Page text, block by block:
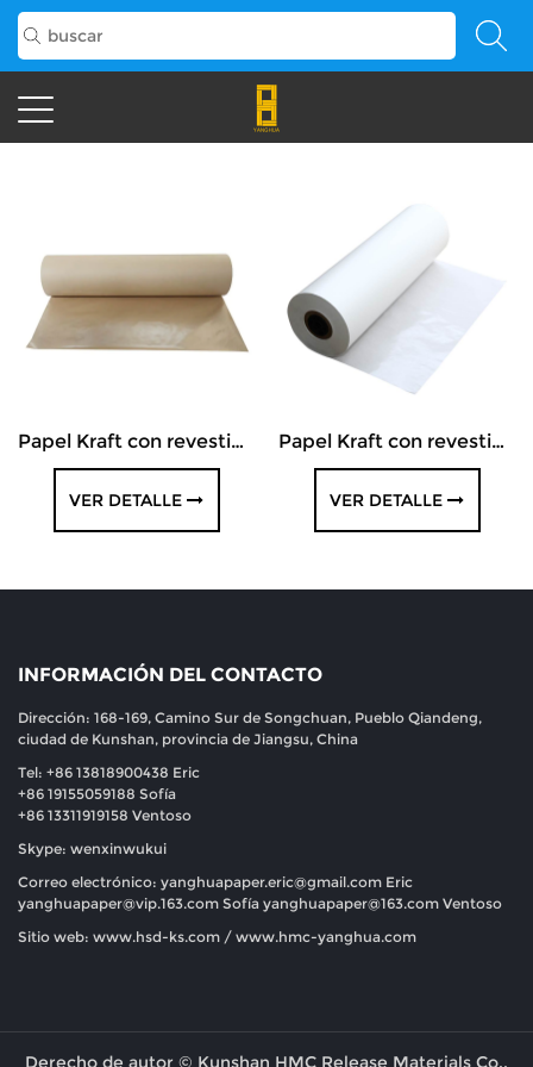
Papel Kraft con revestimiento de barrera...
VER DETALLE
Papel Kraft con revestimiento de barrera...
VER DETALLE
INFORMACIÓN DEL CONTACTO
Dirección: 168-169, Camino Sur de Songchuan, Pueblo Qiandeng,
ciudad de Kunshan, provincia de Jiangsu, China
Tel: +86 13818900438 Eric
+86 19155059188 Sofía
+86 13311919158 Ventoso
Skype: wenxinwukui
Correo electrónico: yanghuapaper.eric@gmail.com Eric
yanghuapaper@vip.163.com Sofía yanghuapaper@163.com Ventoso
Sitio web: www.hsd-ks.com / www.hmc-yanghua.com
Derecho de autor © Kunshan HMC Release Materials Co.,